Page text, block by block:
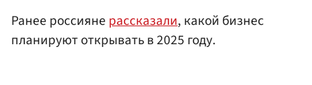
Ранее россияне рассказали, какой бизнес
планируют открывать в 2025 году.